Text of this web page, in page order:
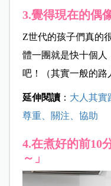
3.覺得現在的偶
Z世代的孩子們真的
體一團就是快十個人
吧！（其實一般的路
延伸閱讀： 大人其實
尊重、關注、協助
4.在煮好的前10
～」